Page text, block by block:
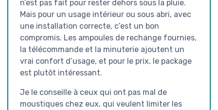
n’est pas fait pour rester dehors sous la pluie.
Mais pour un usage intérieur ou sous abri, avec
une installation correcte, c’est un bon
compromis. Les ampoules de rechange fournies,
la télécommande et la minuterie ajoutent un
vrai confort d’usage, et pour le prix, le package
est plutôt intéressant.
Je le conseille à ceux qui ont pas mal de
moustiques chez eux, qui veulent limiter les